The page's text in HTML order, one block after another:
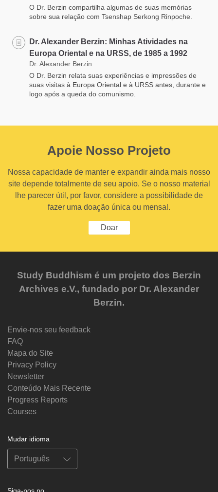
O Dr. Berzin compartilha algumas de suas memórias
sobre sua relação com Tsenshap Serkong Rinpoche.
Dr. Alexander Berzin: Minhas Atividades na
Europa Oriental e na URSS, de 1985 a 1992
Dr. Alexander Berzin
O Dr. Berzin relata suas experiências e impressões de
suas visitas à Europa Oriental e à URSS antes, durante e
logo após a queda do comunismo.
Apoie Nosso Projeto
Nossa capacidade de manter e expandir ainda mais nosso
site depende totalmente de seu apoio. Se o nosso material
lhe parecer útil, por favor, considere a possibilidade de
fazer uma doação única ou mensal.
Doar
Study Buddhism é um projeto dos Berzin
Archives e.V., fundado por Dr. Alexander
Berzin.
Envie-nos seu feedback
FAQ
Mapa do Site
Privacy Policy
Newsletter
Conteúdo Mais Recente
Progress Reports
Courses
Mudar idioma